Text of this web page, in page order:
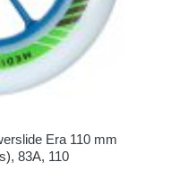
Era 110 mm
83A, 110